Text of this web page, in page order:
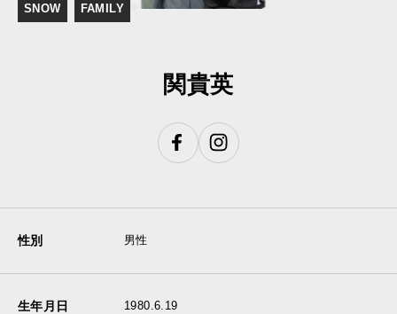
SNOW FAMILY
関貴英
性別 男性
生年月日 1980.6.19